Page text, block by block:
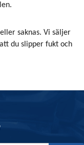
saknas. Vi säljer
du slipper fukt och